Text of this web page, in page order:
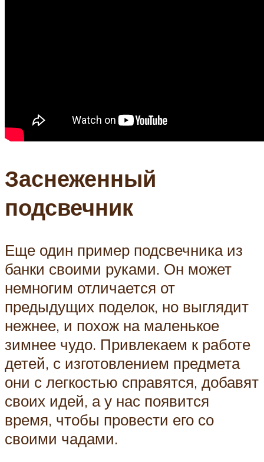
Заснеженный
подсвечник
Еще один пример подсвечника из
банки своими руками. Он может
немногим отличается от
предыдущих поделок, но выглядит
нежнее, и похож на маленькое
зимнее чудо. Привлекаем к работе
детей, с изготовлением предмета
они с легкостью справятся, добавят
своих идей, а у нас появится
время, чтобы провести его со
своими чадами.